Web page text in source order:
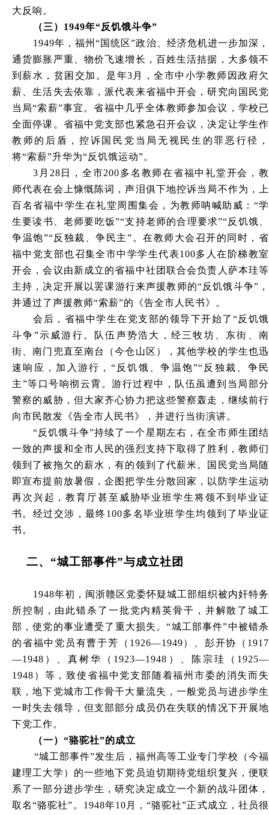
大反响。
（三）1949年“反饥饿斗争”
1949年，福州“国统区”政治、经济危机进一步加深，
通货膨胀严重、物价飞速增长，百姓生活拮据，大多领不
到薪水，贫困交加。是年3月，全市中小学教师因政府欠
薪、生活失去依靠，派代表来省福中开会，研究向国民党
当局“索薪”事宜。省福中几乎全体教师参加会议，学校已
全面停课。省福中党支部也紧急召开会议，决定让学生作
教师的后盾，控诉国民党当局无视民生的罪恶行径，
将“索薪”升华为“反饥饿运动”。
3 月28日，全市200多名教师在省福中礼堂开会，教
师代表在会上慷慨陈词，声泪俱下地控诉当局不作为，上
百名省福中学生在礼堂周围集会，为教师呐喊助威：“学
生要读书、老师要吃饭”“支持老师的合理要求”“反饥饿、
争温饱”“反独裁、争民主”。在教师大会召开的同时，省
福中党支部也召集全市中学学生代表100多人在阶梯教室
开会，会议由新成立的省福中社团联合会负责人萨本珪等
主持，决定开展以罢课游行来声援教师的“反饥饿斗争”，
并通过了声援教师“索薪”的《告全市人民书》。
会后，省福中学生在党支部的领导下开始了“反饥饿
斗争”示威游行。队伍声势浩大，经三牧坊、东街、南
街、南门兜直至南台（今仓山区），其他学校的学生也迅
速响应，加入游行，“反饥饿、争温饱”“反独裁、争民
主”等口号响彻云霄。游行过程中，队伍虽遭到当局部分
警察的威胁，但大家齐心协力把这些警察轰走，继续前行
向市民散发《告全市人民书》，并进行当街演讲。
“反饥饿斗争”持续了一个星期左右，在全市师生团结
一致的声援和全市人民的强烈支持下取得了胜利，教师们
领到了被拖欠的薪水，有的领到了代薪米。国民党当局随
即宣布提前放暑假，企图把学生分散回家，以防学生运动
再次兴起，教育厅甚至威胁毕业班学生将领不到毕业证
书。经过交涉，最终100多名毕业班学生均领到了毕业证
书。
二、“城工部事件”与成立社团
1948年初，闽浙赣区党委怀疑城工部组织被内奸特务
所控制，由此错杀了一批党内精英骨干，并解散了城工
部，使党的事业遭受了重大损失。“城工部事件”中被错杀
的省福中党员有曹于芳（1926—1949）、彭开协（1917
—1948）、真树华（1923—1948）、陈宗珪（1925—
1948）等，致使省福中党支部随着福州市委的消失而失
联，地下党城市工作骨干大量流失，一般党员与进步学生
一时失去领导，但支部部分成员仍在失联的情况下开展地
下党工作。
（一）“骆驼社”的成立
“城工部事件”发生后，福州高等工业专门学校（今福
建理工大学）的一些地下党员迫切期待党组织复兴，便联
系了一部分进步学生，研究决定成立一个新的战斗团体，
取名“骆驼社”。1948年10月，“骆驼社”正式成立，社员很